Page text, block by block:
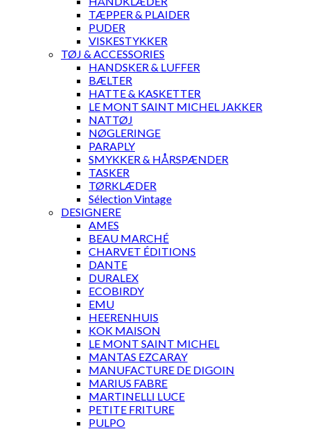
TÆPPER & PLAIDER
PUDER
VISKESTYKKER
TØJ & ACCESSORIES
HANDSKER & LUFFER
BÆLTER
HATTE & KASKETTER
LE MONT SAINT MICHEL JAKKER
NATTØJ
NØGLERINGE
PARAPLY
SMYKKER & HÅRSPÆNDER
TASKER
TØRKLÆDER
Sélection Vintage
DESIGNERE
AMES
BEAU MARCHÉ
CHARVET ÉDITIONS
DANTE
DURALEX
ECOBIRDY
EMU
HEERENHUIS
KOK MAISON
LE MONT SAINT MICHEL
MANTAS EZCARAY
MANUFACTURE DE DIGOIN
MARIUS FABRE
MARTINELLI LUCE
PETITE FRITURE
PULPO